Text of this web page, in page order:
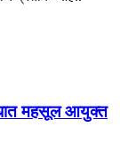
महसूल आयुक्त